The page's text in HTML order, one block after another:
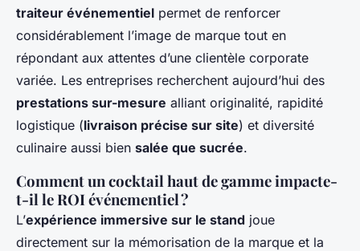
traiteur événementiel permet de renforcer
considérablement l’image de marque tout en
répondant aux attentes d’une clientèle corporate
variée. Les entreprises recherchent aujourd’hui des
prestations sur-mesure alliant originalité, rapidité
logistique (livraison précise sur site) et diversité
culinaire aussi bien salée que sucrée.
Comment un cocktail haut de gamme impacte-
t-il le ROI événementiel ?
L’expérience immersive sur le stand joue
directement sur la mémorisation de la marque et la